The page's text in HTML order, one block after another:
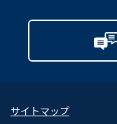
サイトマップ